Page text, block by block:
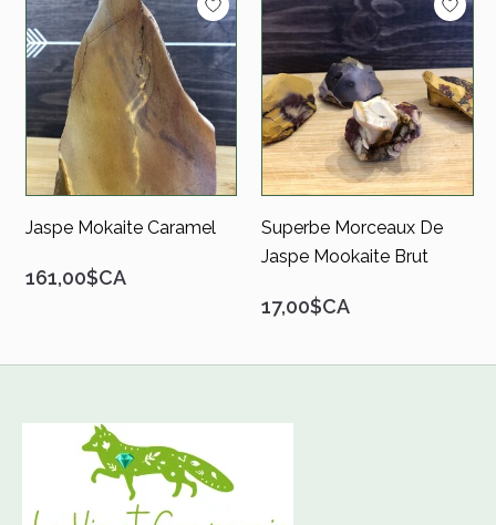
161,00$CA
Jaspe Mokaite Caramel
17,00$CA
Superbe Morceaux De
Jaspe Mookaite Brut